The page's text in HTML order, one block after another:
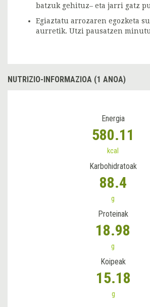
batzuk gehituz– eta jarri gatz
Egiaztatu arrozaren egozketa
aurretik. Utzi pausatzen
NUTRIZIO-INFORMAZIOA (1 ANOA)
Energia
580.11
kcal
Karbohidratoak
88.4
g
Proteinak
18.98
g
Koipeak
15.18
g